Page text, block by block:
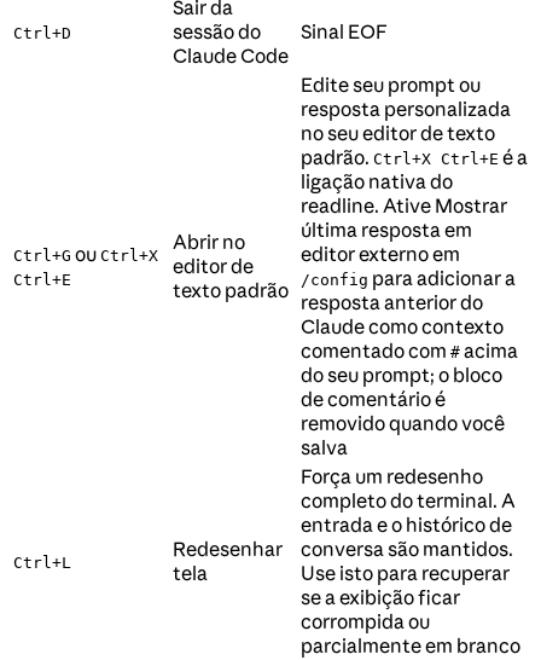
Ctrl+D
Sair da
sessão do
Claude Code
Sinal EOF
Ctrl+G ou Ctrl+X
Ctrl+E
Abrir no
editor de
texto padrão
Edite seu prompt ou
resposta personalizada
no seu editor de texto
padrão. Ctrl+X Ctrl+E é a
ligação nativa do
readline. Ative Mostrar
última resposta em
editor externo em
/config para adicionar a
resposta anterior do
Claude como contexto
comentado com # acima
do seu prompt; o bloco
de comentário é
removido quando você
salva
Ctrl+L
Redesenhar
tela
Força um redesenho
completo do terminal. A
entrada e o histórico de
conversa são mantidos.
Use isto para recuperar
se a exibição ficar
corrompida ou
parcialmente em branco